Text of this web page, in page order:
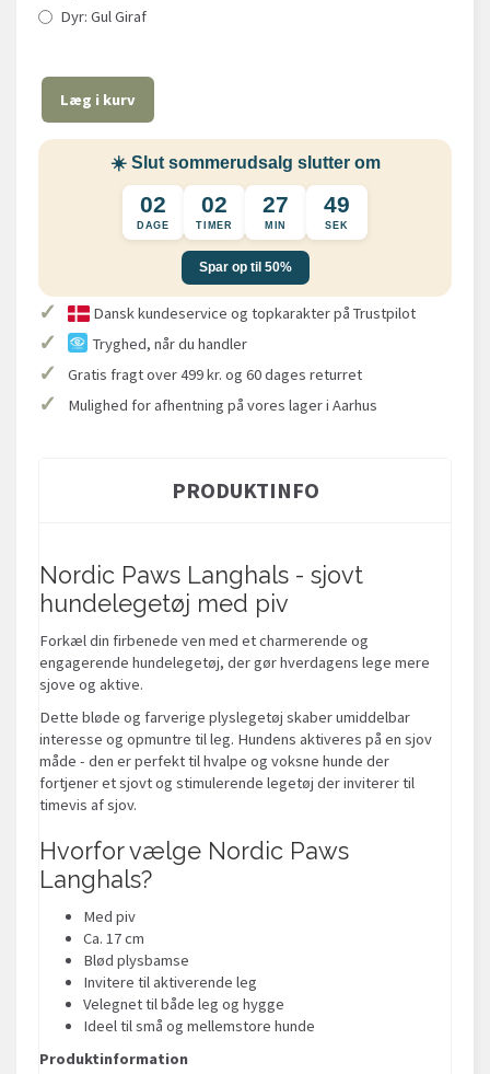
Dyr: Gul Giraf
Læg i kurv
☀️ Slut sommerudsalg slutter om
02
DAGE
02
TIMER
27
MIN
49
SEK
Spar op til 50%
✓ Dansk kundeservice og topkarakter på Trustpilot
✓ Tryghed, når du handler
✓ Gratis fragt over 499 kr. og 60 dages returret
✓ Mulighed for afhentning på vores lager i Aarhus
PRODUKTINFO
Nordic Paws Langhals - sjovt
hundelegetøj med piv
Forkæl din firbenede ven med et charmerende og
engagerende hundelegetøj, der gør hverdagens lege mere
sjove og aktive.
Dette bløde og farverige plyslegetøj skaber umiddelbar
interesse og opmuntre til leg. Hundens aktiveres på en sjov
måde - den er perfekt til hvalpe og voksne hunde der
fortjener et sjovt og stimulerende legetøj der inviterer til
timevis af sjov.
Hvorfor vælge Nordic Paws
Langhals?
Med piv
Ca. 17 cm
Blød plysbamse
Invitere til aktiverende leg
Velegnet til både leg og hygge
Ideel til små og mellemstore hunde
Produktinformation